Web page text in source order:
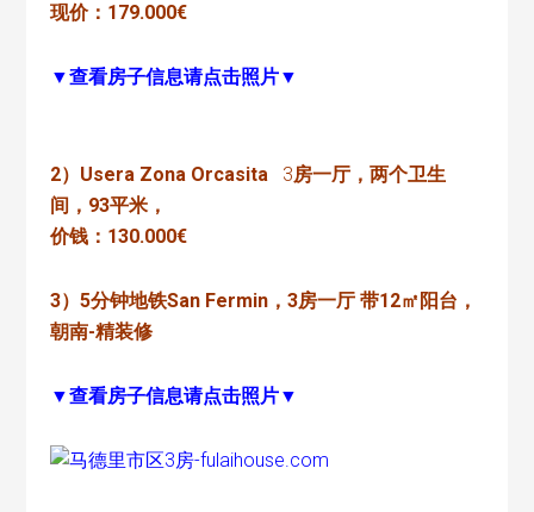
现价：179.000€
▼查看房子信息请点击照片▼
2）Usera Zona Orcasita 3房一厅，两个卫生
间，93平米，
价钱：130.000€
3）5分钟地铁San Fermin，3房一厅 带12㎡阳台，
朝南-精装修
▼查看房子信息请点击照片▼